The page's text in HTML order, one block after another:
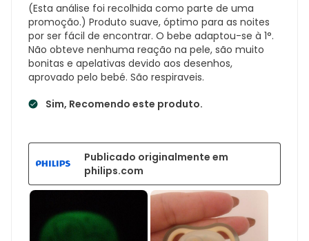
(Esta análise foi recolhida como parte de uma
promoção.) Produto suave, óptimo para as noites
por ser fácil de encontrar. O bebe adaptou-se à 1°.
Não obteve nenhuma reação na pele, são muito
bonitas e apelativas devido aos desenhos,
aprovado pelo bebé. São respiraveis.
Sim, Recomendo este produto.
Publicado originalmente em
philips.com